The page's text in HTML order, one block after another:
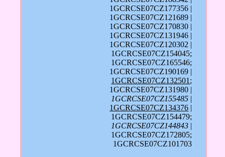
1GCRCSE07CZ177356 |
1GCRCSE07CZ121689 |
1GCRCSE07CZ170830 |
1GCRCSE07CZ131946 |
1GCRCSE07CZ120302 |
1GCRCSE07CZ154045;
1GCRCSE07CZ165546;
1GCRCSE07CZ190169 |
1GCRCSE07CZ132501;
1GCRCSE07CZ131980 |
1GCRCSE07CZ155485 |
1GCRCSE07CZ134376 |
1GCRCSE07CZ154479;
1GCRCSE07CZ144843 |
1GCRCSE07CZ172805;
1GCRCSE07CZ101703